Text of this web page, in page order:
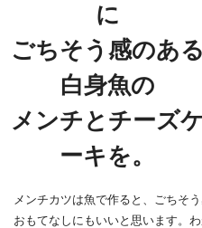
に
ごちそう感のある
白身魚の
メンチとチーズケ
ーキを。
メンチカツは魚で作ると、ごちそ
おもてなしにもいいと思います。